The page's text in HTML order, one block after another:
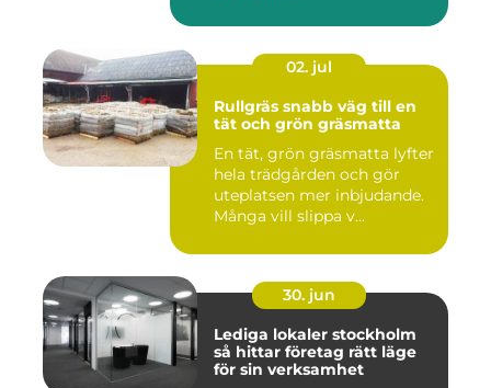
02. jul
Rullgräs snabb väg till en
tät och grön gräsmatta
En tät, grön gräsmatta lyfter
hela trädgården och gör
uteplatsen mer inbjudande.
Många vill slippa v...
30. jun
Lediga lokaler stockholm
så hittar företag rätt läge
för sin verksamhet